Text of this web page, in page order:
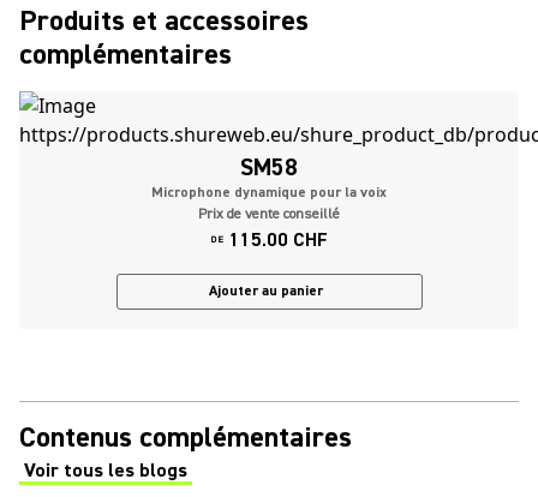
Produits et accessoires
complémentaires
SM58
Microphone dynamique pour la voix
Prix de vente conseillé
DE 115.00 CHF
Ajouter au panier
Contenus complémentaires
Voir tous les blogs
(Opens in a new tab)